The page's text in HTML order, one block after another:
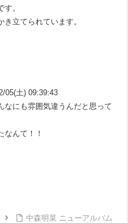
。
立てられています。
05(土) 09:39:43
なにも雰囲気違うんだと思って
なんて！！
中森明菜 ニューアルバム